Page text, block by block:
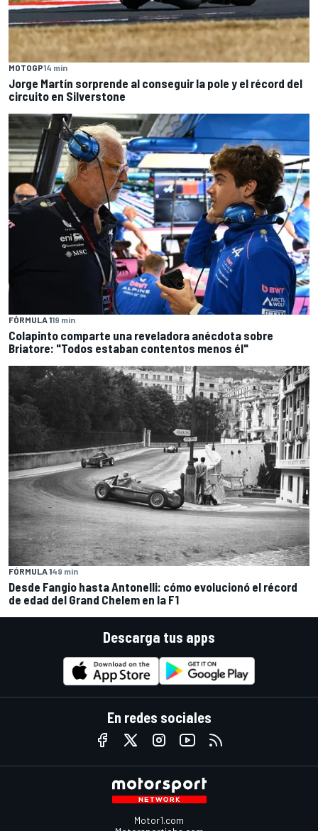
MOTOGP14 min
Jorge Martín sorprende al conseguir la pole y el récord del
circuito en Silverstone
FÓRMULA 119 min
Colapinto comparte una reveladora anécdota sobre
Briatore: "Todos estaban contentos menos él"
FÓRMULA 149 min
Desde Fangio hasta Antonelli: cómo evolucionó el récord
de edad del Grand Chelem en la F1
Descarga tus apps
En redes sociales
Motor1.com